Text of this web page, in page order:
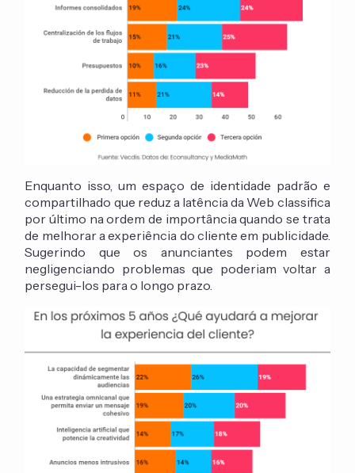
Enquanto isso, um espaço de identidade padrão e
compartilhado que reduz a latência da Web classifica
por último na ordem de importância quando se trata
de melhorar a experiência do cliente em publicidade.
Sugerindo que os anunciantes podem estar
negligenciando problemas que poderiam voltar a
persegui-los para o longo prazo.